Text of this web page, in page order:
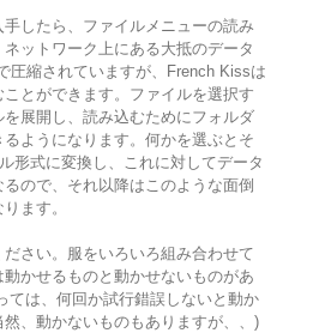
したら、ファイルメニューの読み
ットワーク上にある大抵のデータ
圧縮されていますが、French Kissは
とができます。ファイルを選択す
展開し、読み込むためにフォルダ
ようになります。何かを選ぶとそ
形式に変換し、これに対してデータ
ので、それ以降はこのような面倒
ます。
さい。服をいろいろ組み合わせて
かせるものと動かせないものがあ
ては、何回か試行錯誤しないと動か
、動かないものもありますが、、)